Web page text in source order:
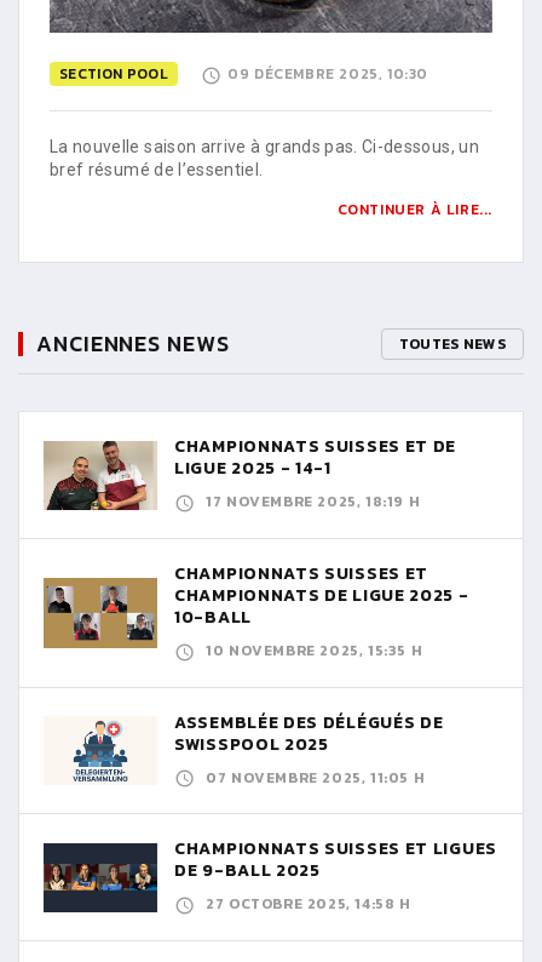
SECTION POOL 09 DÉCEMBRE 2025, 10:30
La nouvelle saison arrive à grands pas. Ci-dessous, un
bref résumé de l’essentiel.
CONTINUER À LIRE...
ANCIENNES NEWS TOUTES NEWS
CHAMPIONNATS SUISSES ET DE
LIGUE 2025 - 14-1
17 NOVEMBRE 2025, 18:19 H
CHAMPIONNATS SUISSES ET
CHAMPIONNATS DE LIGUE 2025 -
10-BALL
10 NOVEMBRE 2025, 15:35 H
ASSEMBLÉE DES DÉLÉGUÉS DE
SWISSPOOL 2025
07 NOVEMBRE 2025, 11:05 H
CHAMPIONNATS SUISSES ET LIGUES
DE 9-BALL 2025
27 OCTOBRE 2025, 14:58 H